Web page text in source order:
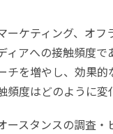
ーケティング、オ
ィアへの接触頻度
チを増やし、効果
頻度はどのように変
ースタンスの調査